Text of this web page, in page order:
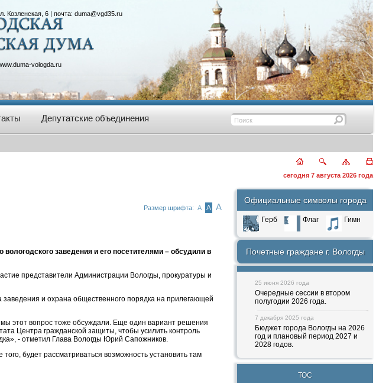
Козленская, 6 | почта: duma@vgd35.ru
vologda.ru
Депутатские объединения
сегодня 7 августа 2026 года
Размер шрифта: А А А
заведения и его посетителями – обсудили в
представители Администрации Вологды, прокуратуры и
и охрана общественного порядка на прилегающей
этот вопрос тоже обсуждали. Еще один вариант решения
Центра гражданской защиты, чтобы усилить контроль
- отметил Глава Вологды Юрий Сапожников.
будет рассматриваться возможность установить там
Официальные символы города
Герб Флаг Гимн
Почетные граждане г. Вологды
25 июня 2026 года
Очередные сессии в втором
полугодии 2026 года.
7 декабря 2025 года
Бюджет города Вологды на 2026
год и плановый период 2027 и
2028 годов.
ТОС